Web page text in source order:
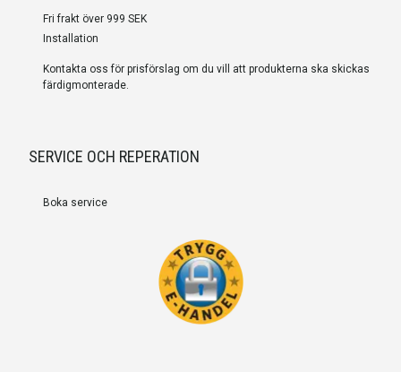
Fri frakt över 999 SEK
Installation
Kontakta oss för prisförslag om du vill att produkterna ska skickas
färdigmonterade.
SERVICE OCH REPERATION
Boka service